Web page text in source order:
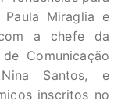
Miraglia e
a chefe da
Comunicação
Santos, e
inscritos no